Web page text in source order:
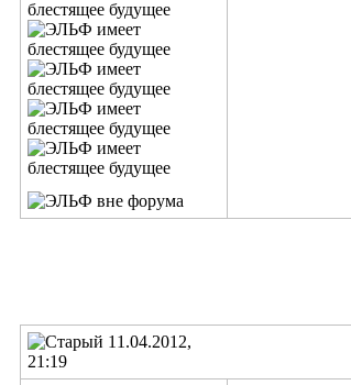
11.04.2012,
21:19